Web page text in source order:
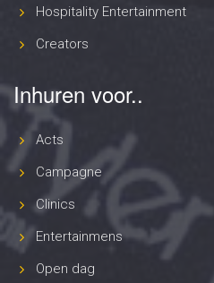
Hospitality Entertainment
Creators
Inhuren voor..
Acts
Campagne
Clinics
Entertainmens
Open dag